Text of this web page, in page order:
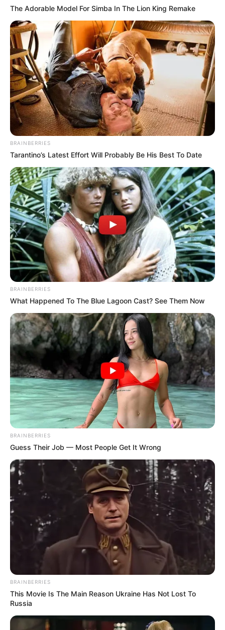
FACEBOOK ΑΡΈΣΕΙ
YOUTUBE ΕΓΓΡΑΦΕΊΤΕ
EMAIL ΑΚΟΛΟΥΘΉΣΤΕ
ΣΠΑΜΕ ΤΟ ΜΑΤΡΙΞ – ΤΟ ΒΙΒΛΙΟ
The Adorable Model For Simba In The Lion King Remake
BRAINBERRIES
Tarantino’s Latest Effort Will Probably Be His Best To Date
BRAINBERRIES
What Happened To The Blue Lagoon Cast? See Them Now
BRAINBERRIES
Guess Their Job — Most People Get It Wrong
BRAINBERRIES
This Movie Is The Main Reason Ukraine Has Not Lost To
Russia